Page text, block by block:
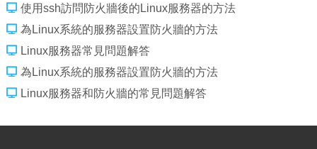
使用ssh訪問防火牆後的Linux服務器的方法
為Linux系統的服務器設置防火牆的方法
Linux服務器常見問題解答
為Linux系統的服務器設置防火牆的方法
Linux服務器和防火牆的常見問題解答